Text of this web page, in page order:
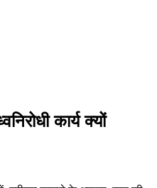
कार्य क्यों